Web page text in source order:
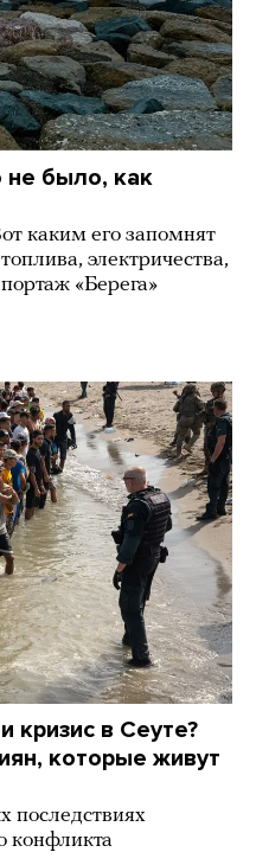
не было, как
каким его запомнят
электричества,
«Берега»
кризис в Сеуте?
которые живут
последствиях
конфликта